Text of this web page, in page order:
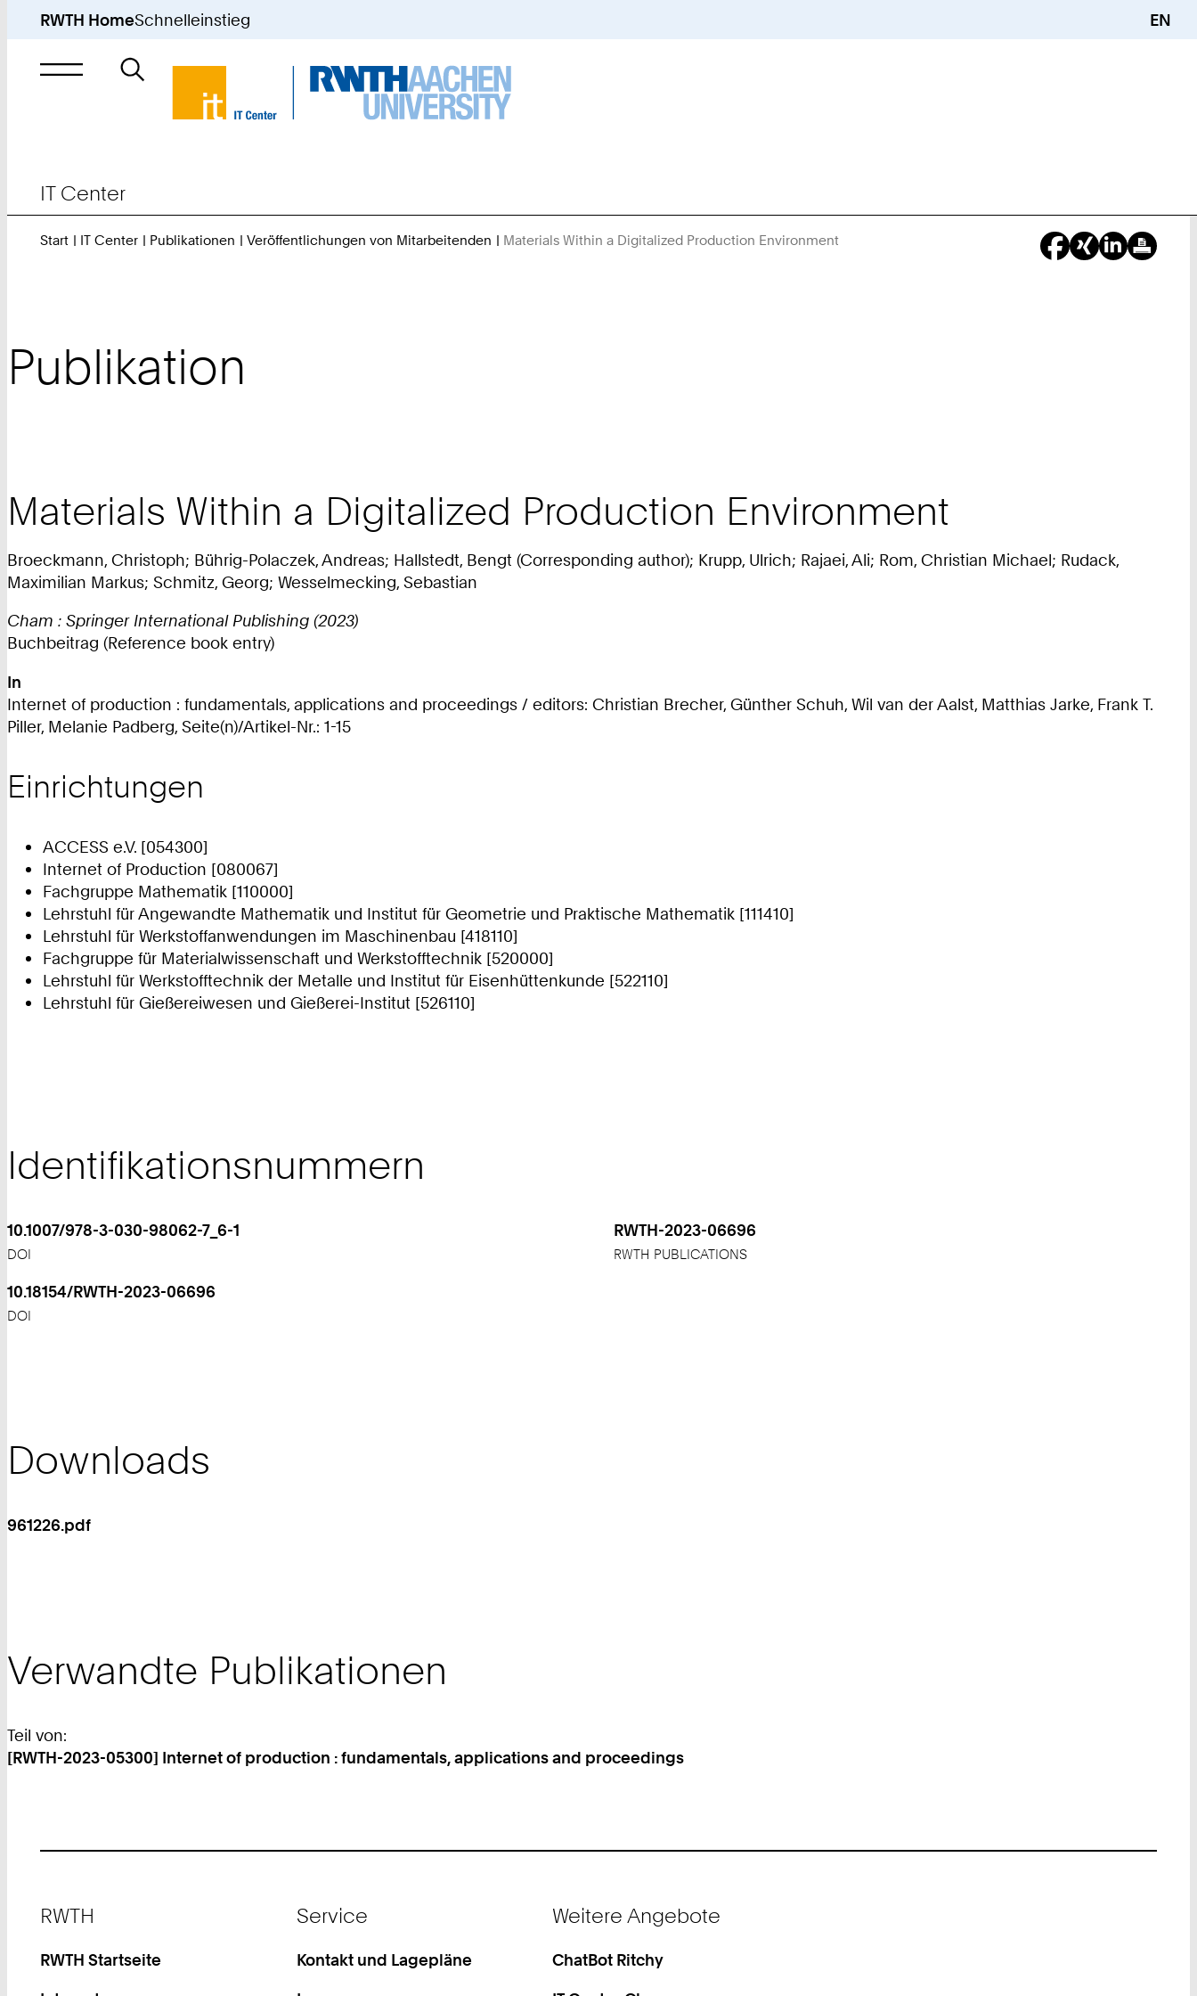
RWTH HomeSchnelleinstieg EN
Suche
nach
IT Center
Start IT Center Publikationen Veröffentlichungen von Mitarbeitenden Materials Within a Digitalized Production Environment
Publikation
Materials Within a Digitalized Production Environment
Broeckmann, Christoph; Bührig-Polaczek, Andreas; Hallstedt, Bengt (Corresponding author); Krupp, Ulrich; Rajaei, Ali; Rom, Christian Michael; Rudack,
Maximilian Markus; Schmitz, Georg; Wesselmecking, Sebastian
Cham : Springer International Publishing (2023)
Buchbeitrag (Reference book entry)
In
Internet of production : fundamentals, applications and proceedings / editors: Christian Brecher, Günther Schuh, Wil van der Aalst, Matthias Jarke, Frank T.
Piller, Melanie Padberg, Seite(n)/Artikel-Nr.: 1-15
Einrichtungen
ACCESS e.V. [054300]
Internet of Production [080067]
Fachgruppe Mathematik [110000]
Lehrstuhl für Angewandte Mathematik und Institut für Geometrie und Praktische Mathematik [111410]
Lehrstuhl für Werkstoffanwendungen im Maschinenbau [418110]
Fachgruppe für Materialwissenschaft und Werkstofftechnik [520000]
Lehrstuhl für Werkstofftechnik der Metalle und Institut für Eisenhüttenkunde [522110]
Lehrstuhl für Gießereiwesen und Gießerei-Institut [526110]
Identifikationsnummern
10.1007/978-3-030-98062-7_6-1
DOI
10.18154/RWTH-2023-06696
DOI
RWTH-2023-06696
RWTH PUBLICATIONS
Downloads
961226.pdf
Verwandte Publikationen
Teil von:
[RWTH-2023-05300] Internet of production : fundamentals, applications and proceedings
RWTH
RWTH Startseite
Service
Kontakt und Lagepläne
Weitere Angebote
ChatBot Ritchy